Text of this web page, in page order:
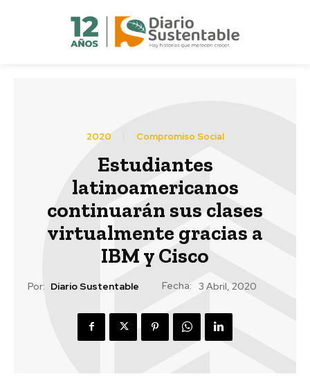
2020 Compromiso Social
Estudiantes
latinoamericanos
continuarán sus clases
virtualmente gracias a
IBM y Cisco
Por: Diario Sustentable Fecha: 3 Abril, 2020